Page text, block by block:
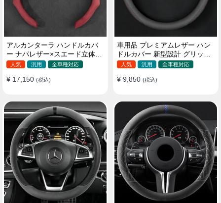
アルカンターラ ハンドルカバ
ー ナパレザー×スエード立体デ
ザイン 四季汎用 O/D型兼用 38-
人気 汎用 全車種対応
¥ 17,150 (税込)
車用品 プレミアムレザー ハン
ドルカバー 新型設計 グリップ
感向上 取付簡単 滑り止め 36〜
人気 汎用 全車種対応
¥ 9,850 (税込)